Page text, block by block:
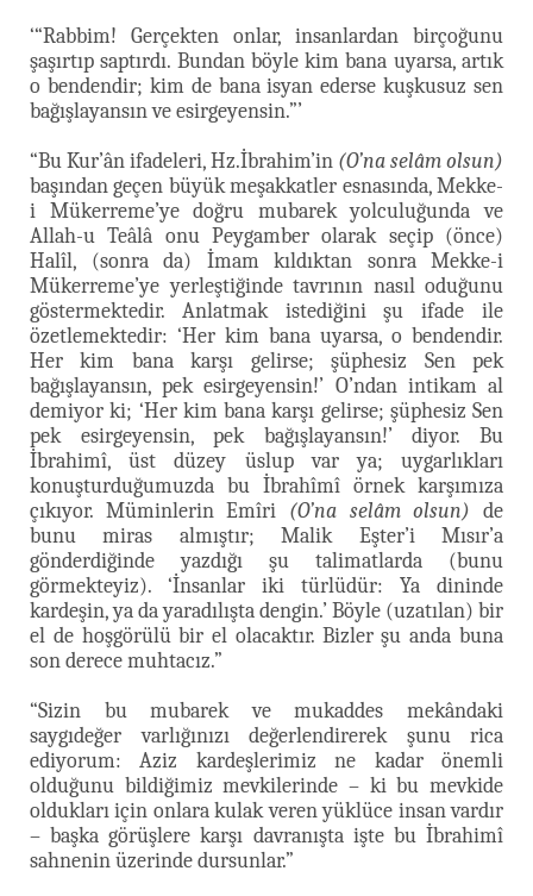
‘“Rabbim! Gerçekten onlar, insanlardan birçoğunu
şaşırtıp saptırdı. Bundan böyle kim bana uyarsa, artık
o bendendir; kim de bana isyan ederse kuşkusuz sen
bağışlayansın ve esirgeyensin.”’
“Bu Kur’ân ifadeleri, Hz.İbrahim’in (O’na selâm olsun)
başından geçen büyük meşakkatler esnasında, Mekke-
i Mükerreme’ye doğru mubarek yolculuğunda ve
Allah-u Teâlâ onu Peygamber olarak seçip (önce)
Halîl, (sonra da) İmam kıldıktan sonra Mekke-i
Mükerreme’ye yerleştiğinde tavrının nasıl oduğunu
göstermektedir. Anlatmak istediğini şu ifade ile
özetlemektedir: ‘Her kim bana uyarsa, o bendendir.
Her kim bana karşı gelirse; şüphesiz Sen pek
bağışlayansın, pek esirgeyensin!’ O’ndan intikam al
demiyor ki; ‘Her kim bana karşı gelirse; şüphesiz Sen
pek esirgeyensin, pek bağışlayansın!’ diyor. Bu
İbrahimî, üst düzey üslup var ya; uygarlıkları
konuşturduğumuzda bu İbrahîmî örnek karşımıza
çıkıyor. Müminlerin Emîri (O’na selâm olsun) de
bunu miras almıştır; Malik Eşter’i Mısır’a
gönderdiğinde yazdığı şu talimatlarda (bunu
görmekteyiz). ‘İnsanlar iki türlüdür: Ya dininde
kardeşin, ya da yaradılışta dengin.’ Böyle (uzatılan) bir
el de hoşgörülü bir el olacaktır. Bizler şu anda buna
son derece muhtacız.”
“Sizin bu mubarek ve mukaddes mekândaki
saygıdeğer varlığınızı değerlendirerek şunu rica
ediyorum: Aziz kardeşlerimiz ne kadar önemli
olduğunu bildiğimiz mevkilerinde – ki bu mevkide
oldukları için onlara kulak veren yüklüce insan vardır
– başka görüşlere karşı davranışta işte bu İbrahimî
sahnenin üzerinde dursunlar.”